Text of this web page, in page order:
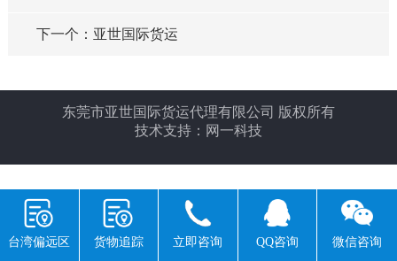
下一个：亚世国际货运
东莞市亚世国际货运代理有限公司 版权所有
技术支持： 网一科技
台湾偏远区 货物追踪 立即咨询 QQ咨询 微信咨询
返回首页 电话咨询 产品中心 公司位置 返回顶部